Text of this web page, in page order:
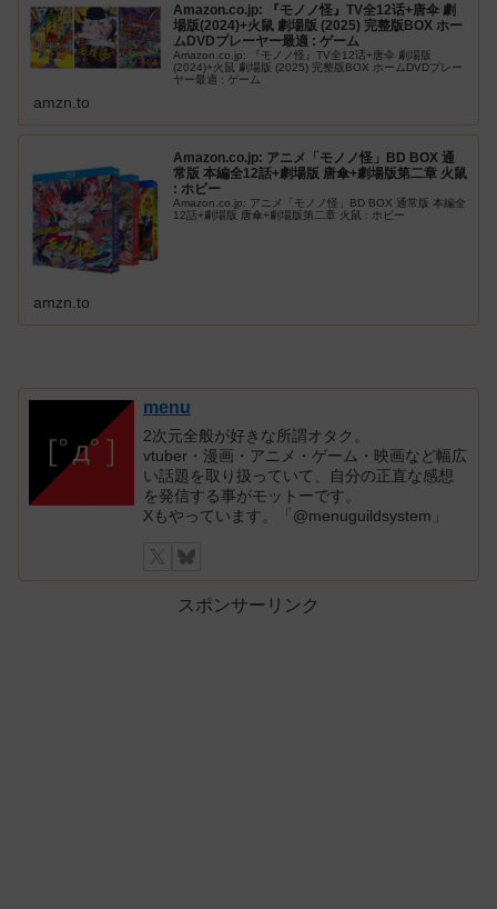
Amazon.co.jp: 『モノノ怪』TV全12话+唐伞 劇
場版(2024)+火鼠‎ 劇場版 (2025) 完整版BOX ホー
ムDVDプレーヤー最適 : ゲーム
Amazon.co.jp: 『モノノ怪』TV全12话+唐伞 劇場版
(2024)+火鼠‎ 劇場版 (2025) 完整版BOX ホームDVDプレー
ヤー最適 : ゲーム
amzn.to
Amazon.co.jp: アニメ「モノノ怪」BD BOX 通
常版 本編全12話+劇場版 唐傘+劇場版第二章 火鼠
: ホビー
Amazon.co.jp: アニメ「モノノ怪」BD BOX 通常版 本編全
12話+劇場版 唐傘+劇場版第二章 火鼠 : ホビー
amzn.to
menu
2次元全般が好きな所謂オタク。
vtuber・漫画・アニメ・ゲーム・映画など幅広
い話題を取り扱っていて、自分の正直な感想
を発信する事がモットーです。
Xもやっています。「@menuguildsystem」
スポンサーリンク